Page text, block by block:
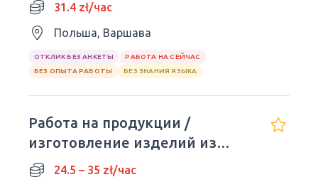
31.4 zł/час
Польша, Варшава
ОТКЛИК БЕЗ АНКЕТЫ
РАБОТА НА СЕЙЧАС
БЕЗ ОПЫТА РАБОТЫ
БЕЗ ЗНАНИЯ ЯЗЫКА
Работа на продукции /
изготовление изделий из
дерева24.5 – 35 zł/час